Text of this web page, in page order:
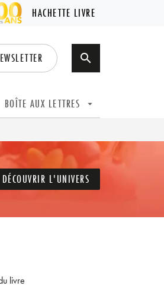
HACHETTE LIVRE
search
BOÎTE AUX LETTRES arrow_drop_down
DÉCOUVRIR L'UNIVERS
livre